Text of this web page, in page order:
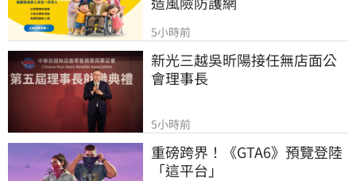
5小時前
新光三越吳昕陽接任無店面公
會理事長
5小時前
重磅跨界！《GTA6》預覽登陸
「這平台」